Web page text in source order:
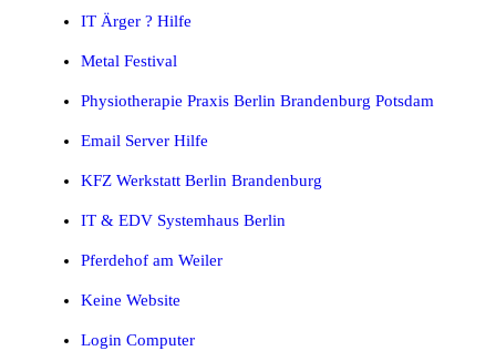
IT Ärger ? Hilfe
Metal Festival
Physiotherapie Praxis Berlin Brandenburg Potsdam
Email Server Hilfe
KFZ Werkstatt Berlin Brandenburg
IT & EDV Systemhaus Berlin
Pferdehof am Weiler
Keine Website
Login Computer